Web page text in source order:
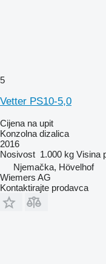
5
Vetter PS10-5,0
Cijena na upit
Konzolna dizalica
2016
Nosivost 1.000 kg Visina
Njemačka, Hövelhof
Wiemers AG
Kontaktirajte prodavca